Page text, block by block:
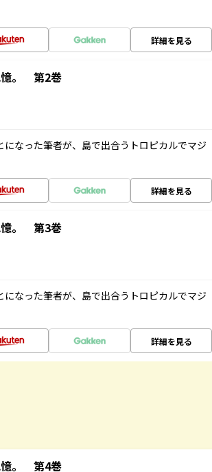
詳細を見る
憶。 第2巻
なった筆者が、島で出合うトロピカルでマジ
詳細を見る
憶。 第3巻
なった筆者が、島で出合うトロピカルでマジ
詳細を見る
憶。 第4巻